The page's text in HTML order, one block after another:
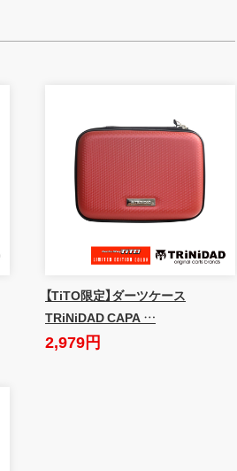
【TiTO限定】ダーツケース
TRiNiDAD CAPA …
2,979円